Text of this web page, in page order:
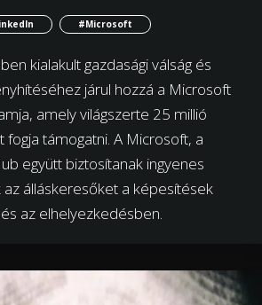
#Microsoft
kialakult gazdasági válság és
járul hozzá a Microsoft
amely világszerte 25 millió
támogatni. A Microsoft, a
együtt biztosítanak ingyenes
az álláskeresőket a képesítések
az elhelyezkedésben.